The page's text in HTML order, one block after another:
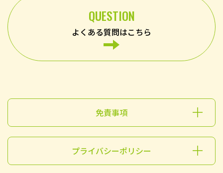
QUESTION
よくある質問はこちら
免責事項
プライバシーポリシー